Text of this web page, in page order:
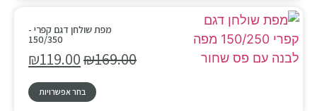
מפת שולחן דגם קפרי -
150/350
₪169.00
₪119.00
בחר אפשרויות